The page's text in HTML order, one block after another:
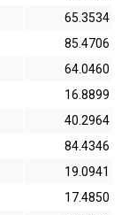
65.3534
85.4706
64.0460
16.8899
40.2964
84.4346
19.0941
17.4850